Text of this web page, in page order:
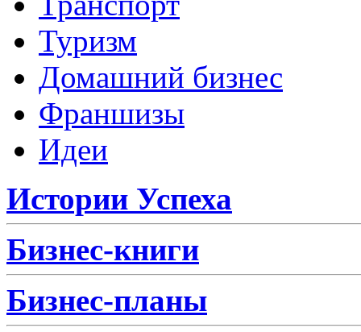
Туризм
Домашний бизнес
Франшизы
Идеи
Истории Успеха
Бизнес-книги
Бизнес-планы